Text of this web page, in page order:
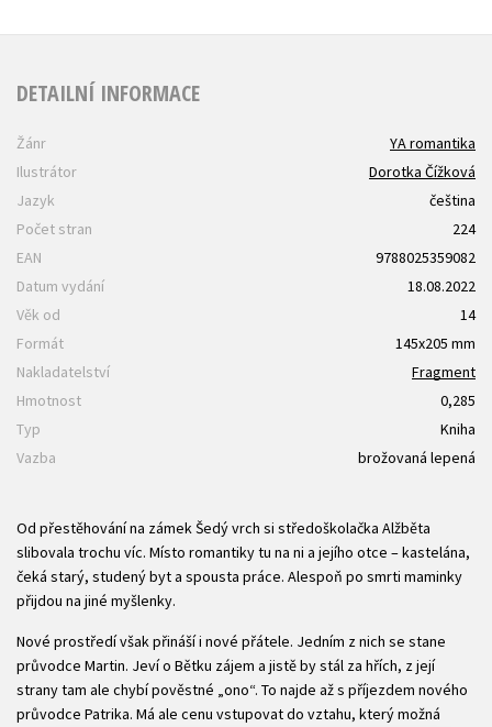
DETAILNÍ INFORMACE
Žánr
YA romantika
Ilustrátor
Dorotka Čížková
Jazyk
čeština
Počet stran
224
EAN
9788025359082
Datum vydání
18.08.2022
Věk od
14
Formát
145x205 mm
Nakladatelství
Fragment
Hmotnost
0,285
Typ
Kniha
Vazba
brožovaná lepená
Od přestěhování na zámek Šedý vrch si středoškolačka Alžběta
slibovala trochu víc. Místo romantiky tu na ni a jejího otce – kastelána,
čeká starý, studený byt a spousta práce. Alespoň po smrti maminky
přijdou na jiné myšlenky.
Nové prostředí však přináší i nové přátele. Jedním z nich se stane
průvodce Martin. Jeví o Bětku zájem a jistě by stál za hřích, z její
strany tam ale chybí pověstné „ono“. To najde až s příjezdem nového
průvodce Patrika. Má ale cenu vstupovat do vztahu, který možná